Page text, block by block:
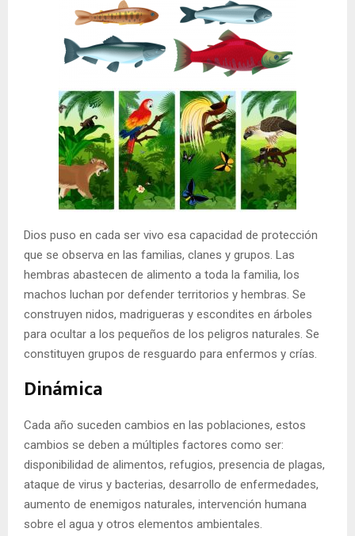
Dios puso en cada ser vivo esa capacidad de protección
que se observa en las familias, clanes y grupos. Las
hembras abastecen de alimento a toda la familia, los
machos luchan por defender territorios y hembras. Se
construyen nidos, madrigueras y escondites en árboles
para ocultar a los pequeños de los peligros naturales. Se
constituyen grupos de resguardo para enfermos y crías.
Dinámica
Cada año suceden cambios en las poblaciones, estos
cambios se deben a múltiples factores como ser:
disponibilidad de alimentos, refugios, presencia de plagas,
ataque de virus y bacterias, desarrollo de enfermedades,
aumento de enemigos naturales, intervención humana
sobre el agua y otros elementos ambientales.